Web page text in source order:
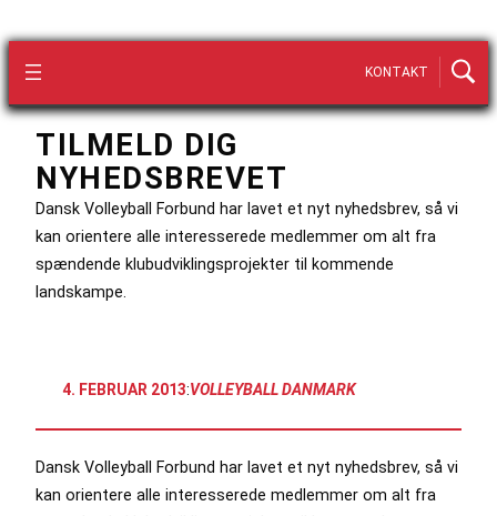
KONTAKT
TILMELD DIG
NYHEDSBREVET
Dansk Volleyball Forbund har lavet et nyt nyhedsbrev, så vi
kan orientere alle interesserede medlemmer om alt fra
spændende klubudviklingsprojekter til kommende
landskampe.
4. FEBRUAR 2013:VOLLEYBALL DANMARK
Dansk Volleyball Forbund har lavet et nyt nyhedsbrev, så vi
kan orientere alle interesserede medlemmer om alt fra